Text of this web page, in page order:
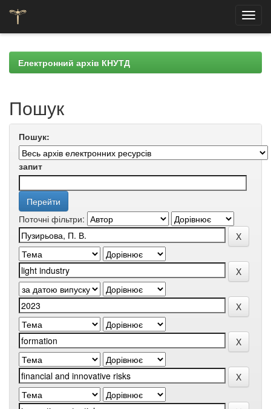
navigationЕлектронний архів КНУТД
Пошук
Пошук:
запит
Поточні фільтри: